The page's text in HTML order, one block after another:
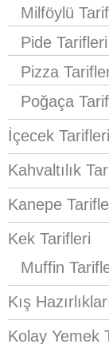
Milföylü
Pide Tarifleri
Pizza
Poğaça
İçecek Tarifleri
Kahvaltılık
Kanepe
Kek Tarifleri
Muffin
Kış
Kolay Yemek